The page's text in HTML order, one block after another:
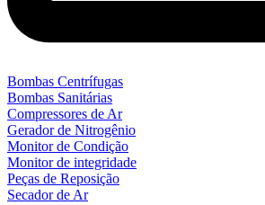
Bombas Centrífugas
Bombas Sanitárias
Compressores de Ar
Gerador de Nitrogênio
Monitor de Condição
Monitor de integridade
Peças de Reposição
Secador de Ar